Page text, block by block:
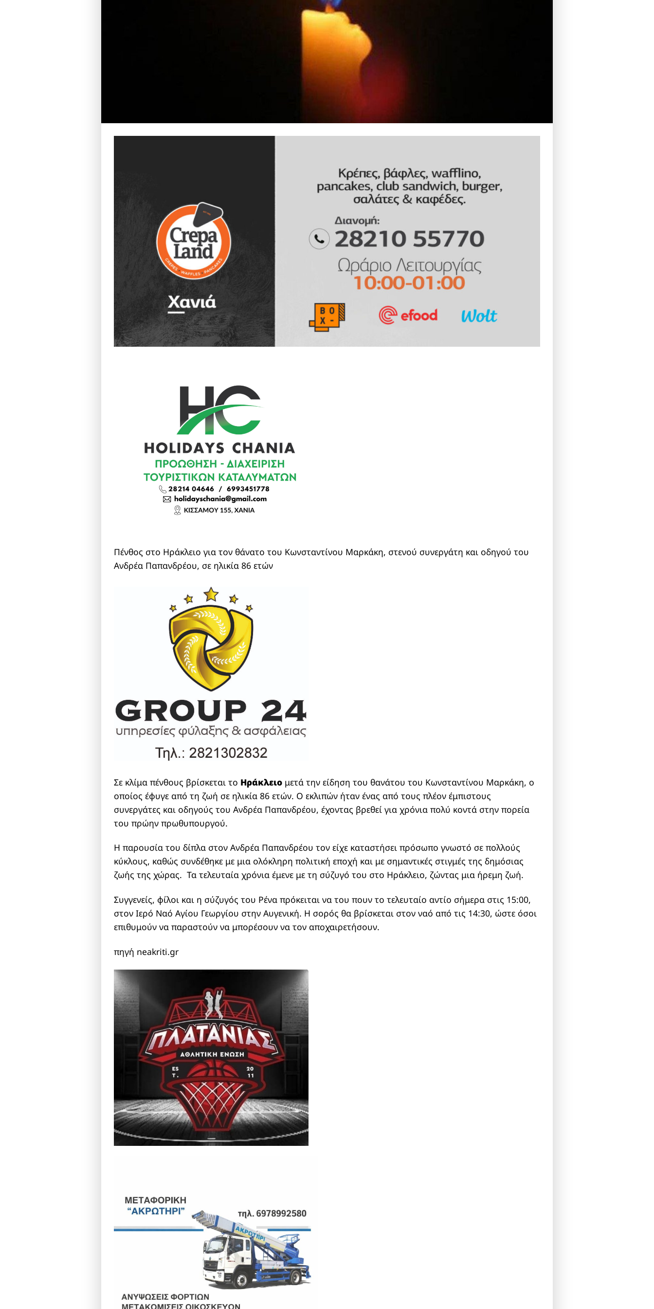
Πένθος στο Ηράκλειο για τον θάνατο του Κωνσταντίνου Μαρκάκη, στενού συνεργάτη και οδηγού του
Ανδρέα Παπανδρέου, σε ηλικία 86 ετών
Σε κλίμα πένθους βρίσκεται το Ηράκλειο μετά την είδηση του θανάτου του Κωνσταντίνου Μαρκάκη, ο
οποίος έφυγε από τη ζωή σε ηλικία 86 ετών. Ο εκλιπών ήταν ένας από τους πλέον έμπιστους
συνεργάτες και οδηγούς του Ανδρέα Παπανδρέου, έχοντας βρεθεί για χρόνια πολύ κοντά στην πορεία
του πρώην πρωθυπουργού.
Η παρουσία του δίπλα στον Ανδρέα Παπανδρέου τον είχε καταστήσει πρόσωπο γνωστό σε πολλούς
κύκλους, καθώς συνδέθηκε με μια ολόκληρη πολιτική εποχή και με σημαντικές στιγμές της δημόσιας
ζωής της χώρας. Τα τελευταία χρόνια έμενε με τη σύζυγό του στο Ηράκλειο, ζώντας μια ήρεμη ζωή.
Συγγενείς, φίλοι και η σύζυγός του Ρένα πρόκειται να του πουν το τελευταίο αντίο σήμερα στις 15:00,
στον Ιερό Ναό Αγίου Γεωργίου στην Αυγενική. Η σορός θα βρίσκεται στον ναό από τις 14:30, ώστε όσοι
επιθυμούν να παραστούν να μπορέσουν να τον αποχαιρετήσουν.
πηγή neakriti.gr